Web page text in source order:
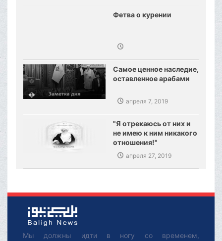
ваххабизма.
Фетва о курении
Самое ценное наследие,
оставленное арабами
апреля 7, 2019
"Я отрекаюсь от них и
не имею к ним никакого
отношения!"
апреля 27, 2019
Мы должны идти в ногу со временем,